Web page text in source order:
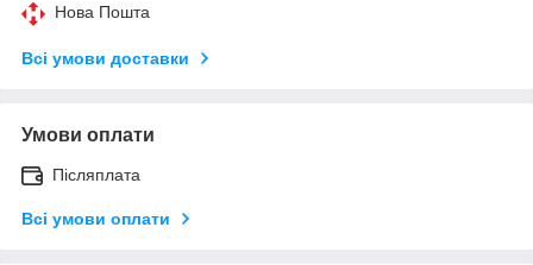
Нова Пошта
Всі умови доставки
Умови оплати
Післяплата
Всі умови оплати